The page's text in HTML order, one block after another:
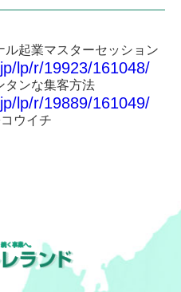
ル起業マスターセッション
lp/r/19923/161048/
タンな集客方法
lp/r/19889/161049/
ウイチ